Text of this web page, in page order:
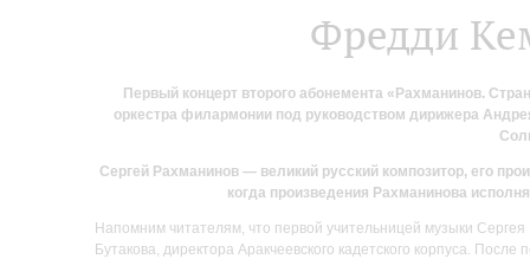
Фредди
Первый концерт второго абонемента «Рахманинов.
оркестра филармонии под руководством дирижера
Сергей Рахманинов — великий русский композитор, его
когда произведения Рахманинова
Напомним читателям, что первой учительницей музыки
Бутакова, директора Аракчеевского кадетского корпуса.